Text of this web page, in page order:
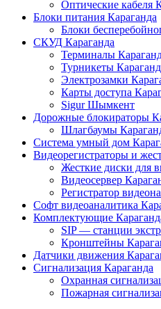
Оптические кабеля
Блоки питания Караганда
Блоки
СКУД Караганда
Терминалы
Турникеты
Электрозамки
Карты доступа
Sigur Шымкент
Дорожные блокираторы
Шлагбаумы
Система умный дом
Видеорегистраторы и
Жесткие диски для
Видеосервер
Регистратор
Софт видеоаналитика
Комплектующие
SIP — станции
Кронштейны
Датчики движения
Сигнализация Караганда
Охранная
Пожарная